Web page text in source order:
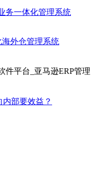
务一体化管理系统
海外仓管理系统
部要效益？